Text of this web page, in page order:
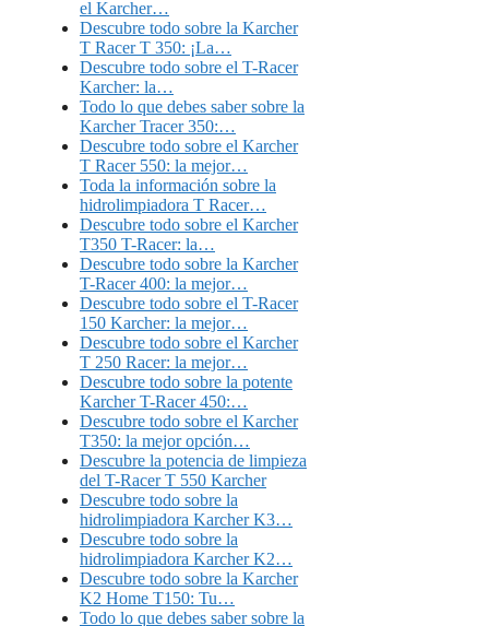
el Karcher…
Descubre todo sobre la Karcher
T Racer T 350: ¡La…
Descubre todo sobre el T-Racer
Karcher: la…
Todo lo que debes saber sobre la
Karcher Tracer 350:…
Descubre todo sobre el Karcher
T Racer 550: la mejor…
Toda la información sobre la
hidrolimpiadora T Racer…
Descubre todo sobre el Karcher
T350 T-Racer: la…
Descubre todo sobre la Karcher
T-Racer 400: la mejor…
Descubre todo sobre el T-Racer
150 Karcher: la mejor…
Descubre todo sobre el Karcher
T 250 Racer: la mejor…
Descubre todo sobre la potente
Karcher T-Racer 450:…
Descubre todo sobre el Karcher
T350: la mejor opción…
Descubre la potencia de limpieza
del T-Racer T 550 Karcher
Descubre todo sobre la
hidrolimpiadora Karcher K3…
Descubre todo sobre la
hidrolimpiadora Karcher K2…
Descubre todo sobre la Karcher
K2 Home T150: Tu…
Todo lo que debes saber sobre la